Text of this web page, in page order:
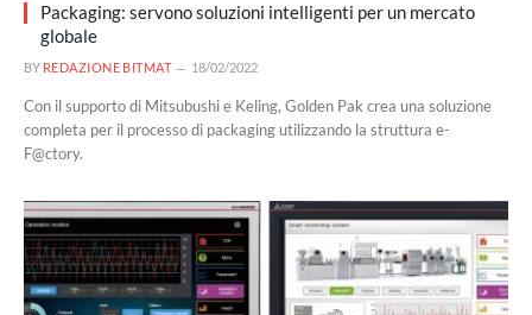
Packaging: servono soluzioni intelligenti per un mercato
globale
BY REDAZIONE BITMAT 18/02/2022
Con il supporto di Mitsubushi e Keling, Golden Pak crea una soluzione
completa per il processo di packaging utilizzando la struttura e-
F@ctory.